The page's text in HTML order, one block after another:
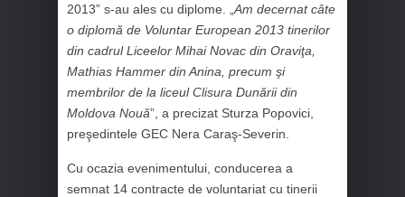
2013” s-au ales cu diplome. „ Am decernat câte
o diplomă de Voluntar European 2013 tinerilor
din cadrul Liceelor Mihai Novac din Oraviţa,
Mathias Hammer din Anina, precum şi
membrilor de la liceul Clisura Dunării din
Moldova Nouă”, a precizat Sturza Popovici,
preşedintele GEC Nera Caraş-Severin.
Cu ocazia evenimentului, conducerea a
semnat 14 contracte de voluntariat cu tinerii